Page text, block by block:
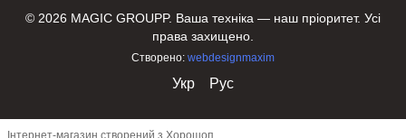
© 2026 MAGIC GROUPP. Ваша техніка — наш пріоритет. Усі
права захищено.
Створено: webdesignmaxim
Укр Рус